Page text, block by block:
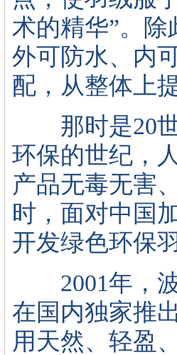
术的精华”。
外可防水、内
配，从整体上
那时是20世
环保的世纪，
产品无毒无害
时，面对中国
开发绿色环保
2001年，波
在国内独家推
用天然、轻盈